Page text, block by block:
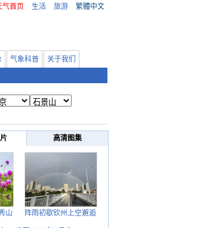
气首页 生活 旅游 繁體中文
气象科普
关于我们
高清图集
山 阵雨初歇钦州上空邂逅